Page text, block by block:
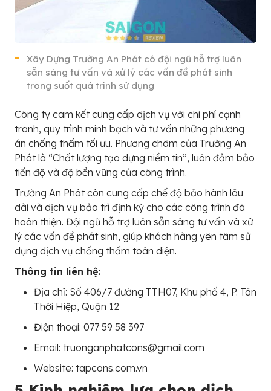
Xây Dựng Trường An Phát có đội ngũ hỗ trợ luôn
sẵn sàng tư vấn và xử lý các vấn đề phát sinh
trong suốt quá trình sử dụng
Công ty cam kết cung cấp dịch vụ với chi phí cạnh
tranh, quy trình minh bạch và tư vấn những phương
án chống thấm tối ưu. Phương châm của Trường An
Phát là “Chất lượng tạo dựng niềm tin”, luôn đảm bảo
tiến độ và độ bền vững của công trình.
Trường An Phát còn cung cấp chế độ bảo hành lâu
dài và dịch vụ bảo trì định kỳ cho các công trình đã
hoàn thiện. Đội ngũ hỗ trợ luôn sẵn sàng tư vấn và xử
lý các vấn đề phát sinh, giúp khách hàng yên tâm sử
dụng dịch vụ chống thấm toàn diện.
Thông tin liên hệ:
Địa chỉ: Số 406/7 đường TTH07, Khu phố 4, P. Tân
Thới Hiệp, Quận 12
Điện thoại: 077 59 58 397
Email: truonganphatcons@gmail.com
Website: tapcons.com.vn